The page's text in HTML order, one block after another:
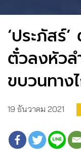
‘ประภัสร์
ตั๋วลงหัว
ขบวนทาง
19 ธันวาคม 2021